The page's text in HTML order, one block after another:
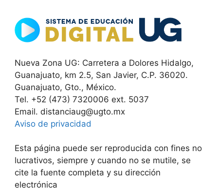
Nueva Zona UG: Carretera a Dolores Hidalgo,
Guanajuato, km 2.5, San Javier, C.P. 36020.
Guanajuato, Gto., México.
Tel. +52 (473) 7320006 ext. 5037
Email. distanciaug@ugto.mx
Aviso de privacidad
Esta página puede ser reproducida con fines no
lucrativos, siempre y cuando no se mutile, se
cite la fuente completa y su dirección
electrónica